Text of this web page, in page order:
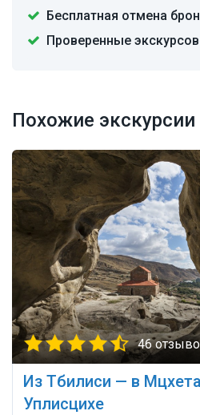
Бесплатная отмена
Проверенные
Похожие
46
Из Тбилиси — в
Уплисцихе